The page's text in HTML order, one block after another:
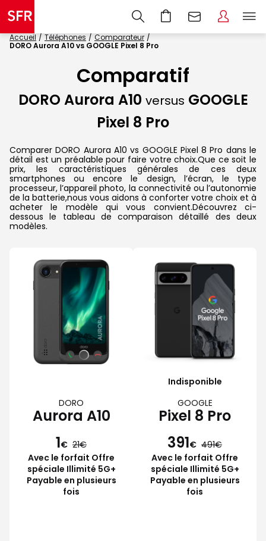
Accueil Téléphones
Comparateur
DORO Aurora A10 vs GOOGLE Pixel 8 Pro
Comparatif
DORO Aurora A10 versus GOOGLE
Pixel 8 Pro
Comparer DORO Aurora A10 vs GOOGLE Pixel 8 Pro dans le
détail est un préalable pour faire votre choix.Que ce soit le
prix, les caractéristiques générales de ces deux
smartphones ou encore le design, l’écran, le type
processeur, l’appareil photo, la connectivité ou l’autonomie
de la batterie,nous vous aidons à conforter votre choix et à
acheter le modèle qui vous convient.Découvrez ci-
dessous le tableau de comparaison détaillé des deux
modèles.
DORO
Aurora A10
1€ 21
Avec le forfait Offre
spéciale Illimité 5G+
Payable en plusieurs
fois
Indisponible
GOOGLE
Pixel 8 Pro
391€ 491
Avec le forfait Offre
spéciale Illimité 5G+
Payable en plusieurs
fois